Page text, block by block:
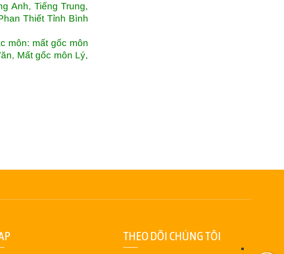
Anh, Tiếng Trung,
Thiết Tỉnh Bình
môn: mất gốc môn
Mất gốc môn Lý,
THEO DÕI CHÚNG TÔI